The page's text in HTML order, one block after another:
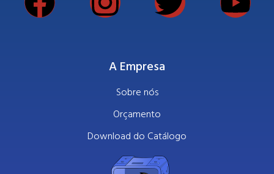
A Empresa
Sobre nós
Orçamento
Download do Catálogo